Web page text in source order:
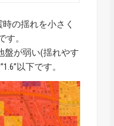
の揺れを小さく
す。
盤が弱い(揺れやす
以下です。